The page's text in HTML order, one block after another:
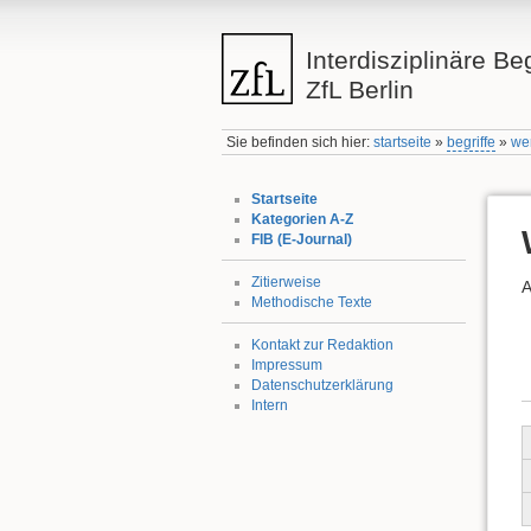
Interdisziplinäre
ZfL Berlin
Sie befinden sich hier:startseite » begriffe »
Startseite
Kategorien A-Z
FIB (E-Journal)
Zitierweise
Methodische Texte
Kontakt zur Redaktion
Impressum
Datenschutzerklärung
Intern